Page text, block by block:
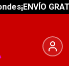
GRATIS!